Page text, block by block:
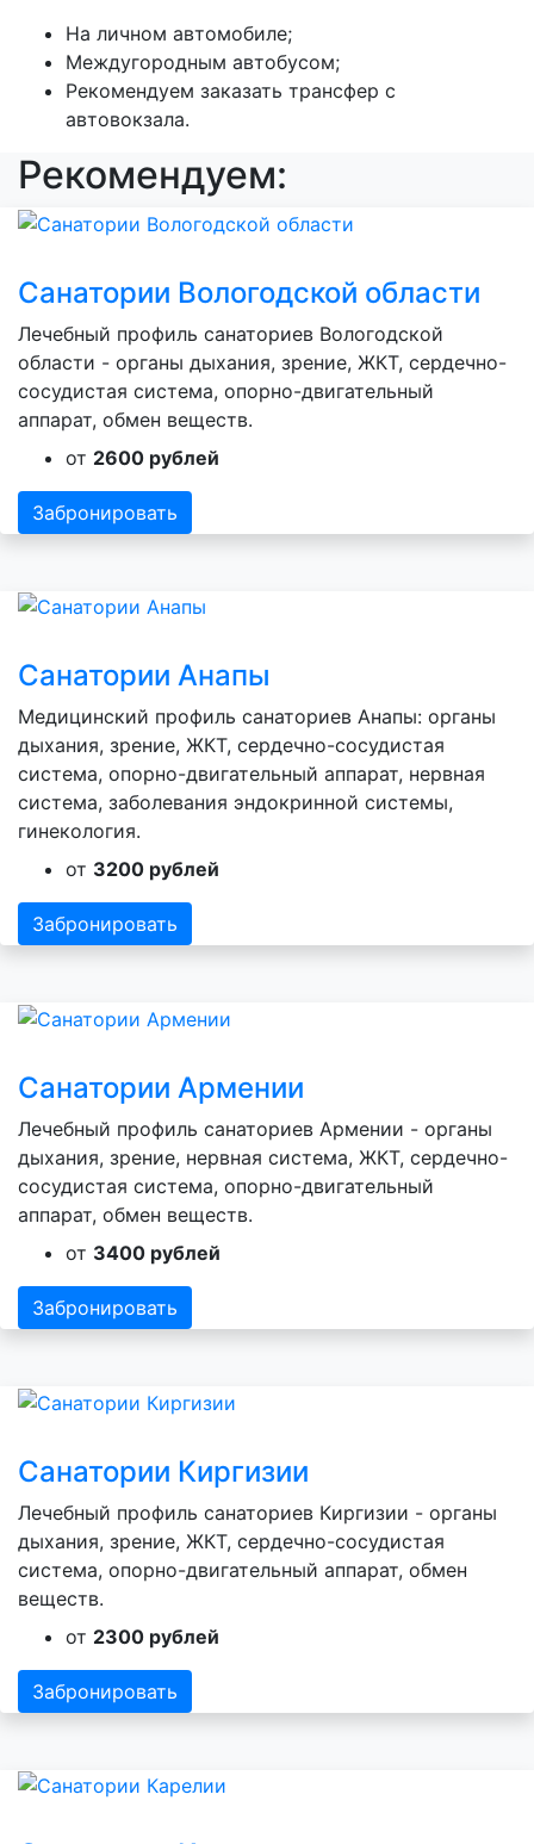
На личном автомобиле;
Междугородным автобусом;
Рекомендуем заказать трансфер с
автовокзала.
Рекомендуем:
Санатории Вологодской области
Лечебный профиль санаториев Вологодской
области - органы дыхания, зрение, ЖКТ, сердечно-
сосудистая система, опорно-двигательный
аппарат, обмен веществ.
от 2600 рублей
Забронировать
Санатории Анапы
Медицинский профиль санаториев Анапы: органы
дыхания, зрение, ЖКТ, сердечно-сосудистая
система, опорно-двигательный аппарат, нервная
система, заболевания эндокринной системы,
гинекология.
от 3200 рублей
Забронировать
Санатории Армении
Лечебный профиль санаториев Армении - органы
дыхания, зрение, нервная система, ЖКТ, сердечно-
сосудистая система, опорно-двигательный
аппарат, обмен веществ.
от 3400 рублей
Забронировать
Санатории Киргизии
Лечебный профиль санаториев Киргизии - органы
дыхания, зрение, ЖКТ, сердечно-сосудистая
система, опорно-двигательный аппарат, обмен
веществ.
от 2300 рублей
Забронировать